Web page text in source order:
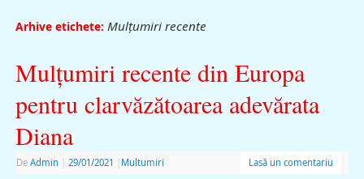
Arhive etichete: Mulţumiri recente
Mulţumiri recente din Europa
pentru clarvăzătoarea adevărata
Diana
De Admin 29/01/2021 Multumiri Lasă un comentariu